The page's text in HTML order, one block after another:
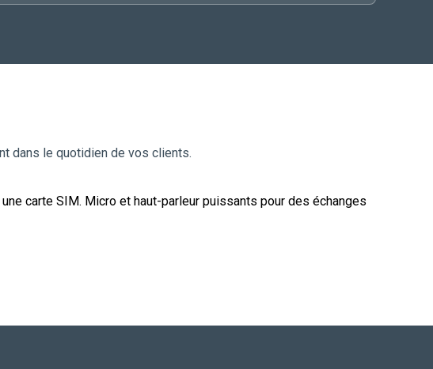
dans le quotidien de vos clients.
carte SIM. Micro et haut-parleur puissants pour des échanges